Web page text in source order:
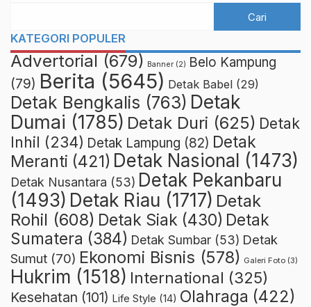
KATEGORI POPULER
Advertorial (679) Banner (2) Belo Kampung
(79) Berita (5645) Detak Babel (29)
Detak Bengkalis (763) Detak
Dumai (1785) Detak Duri (625) Detak
Inhil (234) Detak Lampung (82) Detak
Meranti (421) Detak Nasional (1473)
Detak Nusantara (53) Detak Pekanbaru
(1493) Detak Riau (1717) Detak
Rohil (608) Detak Siak (430) Detak
Sumatera (384) Detak Sumbar (53) Detak
Sumut (70) Ekonomi Bisnis (578) Galeri Foto (3)
Hukrim (1518) International (325)
Kesehatan (101) Life Style (14) Olahraga (422)